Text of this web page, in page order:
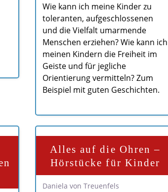
Wie kann ich meine Kinder zu
toleranten, aufgeschlossenen
und die Vielfalt umarmende
Menschen erziehen? Wie kann ich
meinen Kindern die Freiheit im
Geiste und für jegliche
Orientierung vermitteln? Zum
Beispiel mit guten Geschichten.
Alles auf die Ohren –
Hörstücke für Kinder
Daniela von Treuenfels